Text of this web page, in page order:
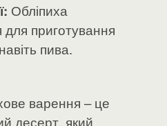
Обліпиха
для приготування
пива.
варення – це
десерт, який